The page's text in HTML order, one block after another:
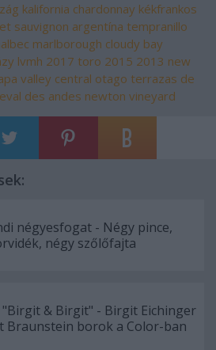
kalifornia chardonnay kékfrankos
sauvignon argentína tempranillo
marlborough cloudy bay
lvmh 2017 toro 2015 2013 new
valley central otago terrazas de
des andes newton vineyard
négyesfogat - Négy pince,
négy szőlőfajta
"Birgit & Birgit" - Birgit Eichinger
Braunstein borok a Color-ban